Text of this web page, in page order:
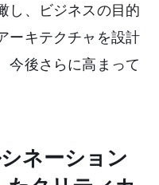
し、ビジネスの目的
ーキテクチャを設計
今後さらに高まって
ネーション